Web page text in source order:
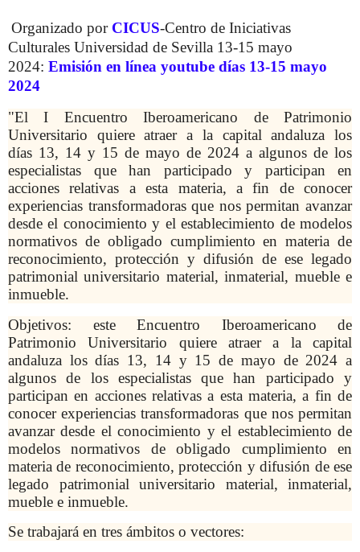
Organizado por CICUS-Centro de Iniciativas
Culturales Universidad de Sevilla 13-15 mayo
2024: Emisión en línea youtube días 13-15 mayo
2024
"El I Encuentro Iberoamericano de Patrimonio
Universitario quiere atraer a la capital andaluza los
días 13, 14 y 15 de mayo de 2024 a algunos de los
especialistas que han participado y participan en
acciones relativas a esta materia, a fin de conocer
experiencias transformadoras que nos permitan avanzar
desde el conocimiento y el establecimiento de modelos
normativos de obligado cumplimiento en materia de
reconocimiento, protección y difusión de ese legado
patrimonial universitario material, inmaterial, mueble e
inmueble.
Objetivos: este Encuentro Iberoamericano de
Patrimonio Universitario
quiere atraer a la capital
andaluza los días 13, 14 y 15 de mayo de 2024 a
algunos de los especialistas que han participado y
participan en acciones relativas a esta materia, a fin de
conocer experiencias transformadoras que nos permitan
avanzar desde el conocimiento y el establecimiento de
modelos normativos de obligado cumplimiento en
materia de reconocimiento, protección y difusión de ese
legado patrimonial universitario material, inmaterial,
mueble e inmueble.
Se trabajará en tres ámbitos o vectores: